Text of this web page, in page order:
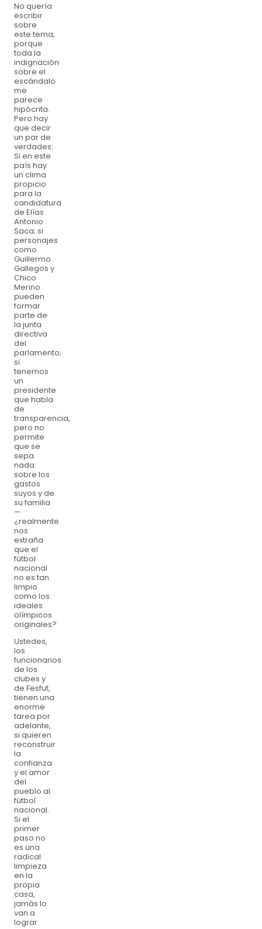
No quería
escribir
sobre
este tema,
porque
toda la
indignación
sobre el
escándalo
me
parece
hipócrita.
Pero hay
que decir
un par de
verdades:
Si en este
país hay
un clima
propicio
para la
candidatura
de Elías
Antonio
Saca; si
personajes
como
Guillermo
Gallegos y
Chico
Merino
pueden
formar
parte de
la junta
directiva
del
parlamento;
si
tenemos
un
presidente
que habla
de
transparencia,
pero no
permite
que se
sepa
nada
sobre los
gastos
suyos y de
su familia
—
¿realmente
nos
extraña
que el
fútbol
nacional
no es tan
limpio
como los
ideales
olímpicos
originales?
Ustedes,
los
funcionarios
de los
clubes y
de Fesfut,
tienen una
enorme
tarea por
adelante,
si quieren
reconstruir
la
confianza
y el amor
del
pueblo al
fútbol
nacional.
Si el
primer
paso no
es una
radical
limpieza
en la
propia
casa,
jamás lo
van a
lograr.